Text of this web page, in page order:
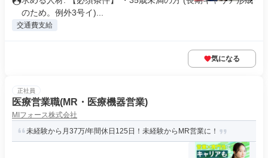
のため。例外3号イ)...
交通費支給
気になる
正社員
医療営業職(MR・医療機器営業)
MIフォース株式会社
未経験から月37万/年間休日125日！未経験からMR営業に！